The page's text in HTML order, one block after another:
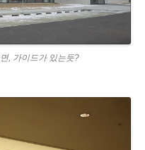
, 가이드가 있는듯?